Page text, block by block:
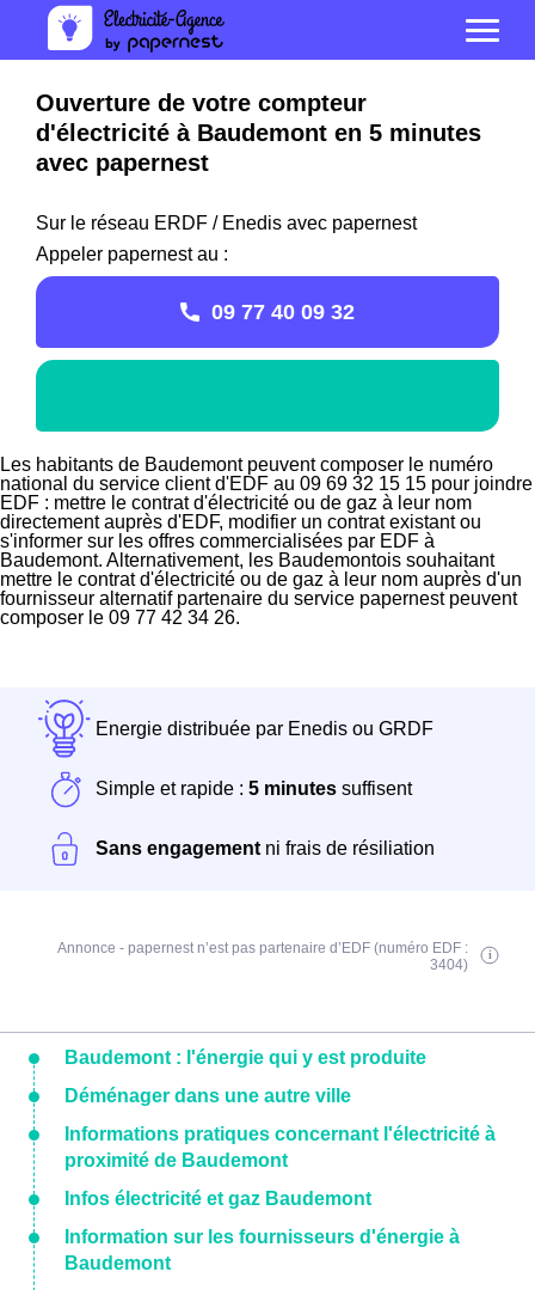
Ouverture de votre compteur
d'électricité à Baudemont en 5 minutes
avec papernest
Sur le réseau ERDF / Enedis avec papernest
Appeler papernest au :
09 77 40 09 32
Les habitants de Baudemont peuvent composer le numéro
national du service client d'EDF au 09 69 32 15 15 pour joindre
EDF : mettre le contrat d'électricité ou de gaz à leur nom
directement auprès d'EDF, modifier un contrat existant ou
s'informer sur les offres commercialisées par EDF à
Baudemont. Alternativement, les Baudemontois souhaitant
mettre le contrat d'électricité ou de gaz à leur nom auprès d'un
fournisseur alternatif partenaire du service papernest peuvent
composer le 09 77 42 34 26.
Energie distribuée par Enedis ou GRDF
Simple et rapide : 5 minutes suffisent
Sans engagement ni frais de résiliation
Annonce - papernest n’est pas partenaire d’EDF (numéro EDF :
3404)
Baudemont : l'énergie qui y est produite
Déménager dans une autre ville
Informations pratiques concernant l'électricité à
proximité de Baudemont
Infos électricité et gaz Baudemont
Information sur les fournisseurs d'énergie à
Baudemont